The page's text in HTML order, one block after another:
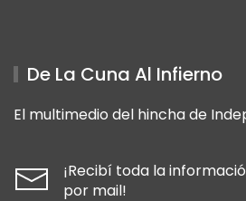
De La Cuna Al Infierno
El multimedio del hincha de
¡Recibí toda la
por mail!